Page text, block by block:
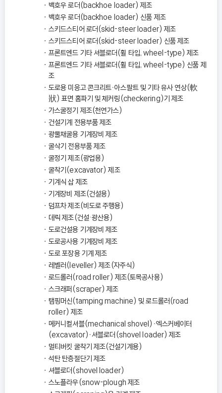
백호우 로더(backhoe loader) 제조
백호우 로더(backhoe loader) 신품 제조
스키드스티어 로더(skid-steer loader) 제조
스키드스티어 로더(skid-steer loader) 신품 제조
프론트엔드 기타 셔블로더(휠 타입, wheel-type) 제조
프론트엔드 기타 셔블로더(휠 타입, wheel-type) 신품 제
조
도로용 미응고 콘크리트ㆍ아스팔트 및 기타 유사 연상(軟
狀) 표면 홈파기 및 체커링(checkering)기 제조
가스굴정기 제조(천연가스)
건설기계 전용부품 제조
광물채굴용 기계장비 제조
굴삭기 전용부품 제조
굴정기 제조(광업용)
굴착기(excavator) 제조
기계식 삽 제조
기계장비 제조(건설용)
덤프차 제조(비도로 주행용)
데릭 제조(건설·광산용)
도로건설용 기계장비 제조
도로공사용 기계장비 제조
도로 포장용 기계 제조
레벨러(leveller) 제조(자주식)
로드롤러(road roller) 제조(토목공사용)
스크래퍼(scraper) 제조
탬핑머신(tamping machine) 및 로드롤러(road
roller) 제조
메커니컬셔블(mechanical shovel)ㆍ엑스커베이터
(excavator)ㆍ셔블로더(shovel loader) 제조
멀티버킷 굴착기 제조(건설기계용)
석탄 탄층절단기 제조
셔블로더(shovel loader)
스노플라우(snow-plough 제조